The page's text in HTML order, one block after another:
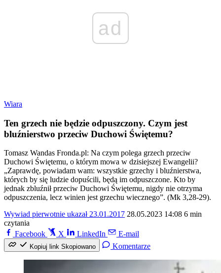
ad
Wiara
Ten grzech nie będzie odpuszczony. Czym jest
bluźnierstwo przeciw Duchowi Świętemu?
Tomasz Wandas Fronda.pl: Na czym polega grzech przeciw
Duchowi Świętemu, o którym mowa w dzisiejszej Ewangelii?
„Zaprawdę, powiadam wam: wszystkie grzechy i bluźnierstwa,
których by się ludzie dopuścili, będą im odpuszczone. Kto by
jednak zbluźnił przeciw Duchowi Świętemu, nigdy nie otrzyma
odpuszczenia, lecz winien jest grzechu wiecznego”. (Mk 3,28-29).
Wywiad pierwotnie ukazał 23.01.2017 28.05.2023 14:08 6 min
czytania
Facebook
X LinkedIn E-mail
Kopiuj link Skopiowano Komentarze